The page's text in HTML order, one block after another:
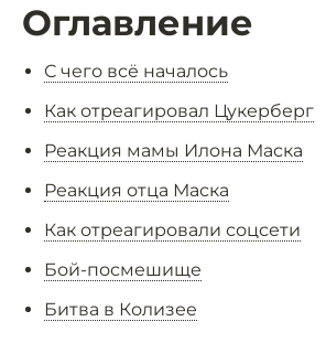
Оглавление
С чего всё началось
Как отреагировал Цукерберг
Реакция мамы Илона Маска
Реакция отца Маска
Как отреагировали соцсети
Бой-посмешище
Битва в Колизее